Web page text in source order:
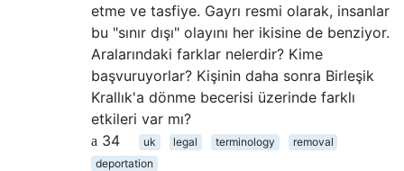
etme ve tasfiye. Gayrı resmi olarak, insanlar
bu "sınır dışı" olayını her ikisine de benziyor.
Aralarındaki farklar nelerdir? Kime
başvuruyorlar? Kişinin daha sonra Birleşik
Krallık'a dönme becerisi üzerinde farklı
etkileri var mı?
34
uk legal terminology
removal
deportation